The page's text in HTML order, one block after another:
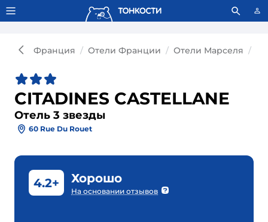
Тонкости используют сookie-файлы. Что это значит?
Франция Отели Франции Отели Марселя
CITADINES CASTELLANE
Отель 3 звезды
60 Rue Du Rouet
4.2+ Хорошо
На основании отзывов